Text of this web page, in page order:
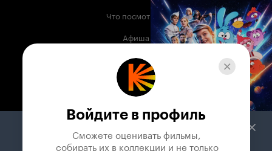
Что посмотреть
Афиша
Музыка
Телепрограмма
Служба поддержки
Войдите в профиль
Сможете оценивать фильмы,
собирать их в коллекции и не только